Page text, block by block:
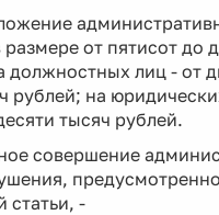
от пятисот до
должностных лиц - от
рублей; на
тысяч рублей.
совершение
статьи, -